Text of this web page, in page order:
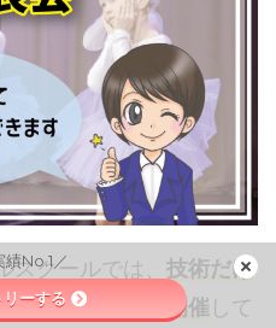
クールでは、 技術だけ
目的で発表会を開催して
績No.1／
ーする